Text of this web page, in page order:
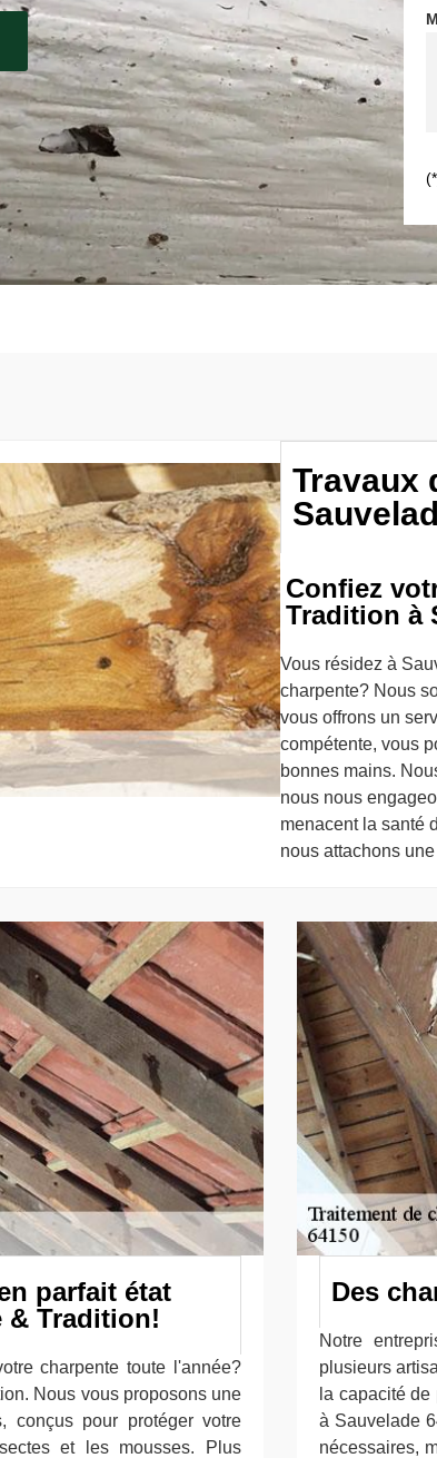
Travaux
Confiez
Tradition à
Vous résidez à
charpente? Nous
vous offrons un
compétente, vous
bonnes mains.
nous nous
menacent la santé
nous attachons
parfait état
& Tradition!
charpente toute l'année?
Nous vous proposons une
conçus pour protéger votre
et les mousses. Plus
Des
Notre
plusieurs
la capacité
à Sauvelade
nécessaires,